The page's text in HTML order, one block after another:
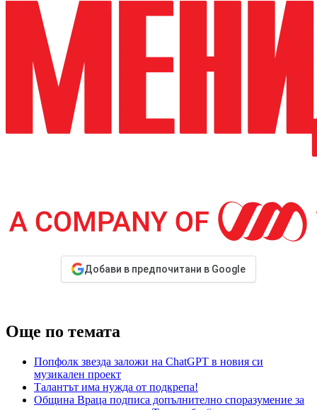
Добави в предпочитани в Google
Още по темата
Попфолк звезда заложи на ChatGPT в новия си
музикален проект
Талантът има нужда от подкрепа!
Община Враца подписа допълнително споразумение за